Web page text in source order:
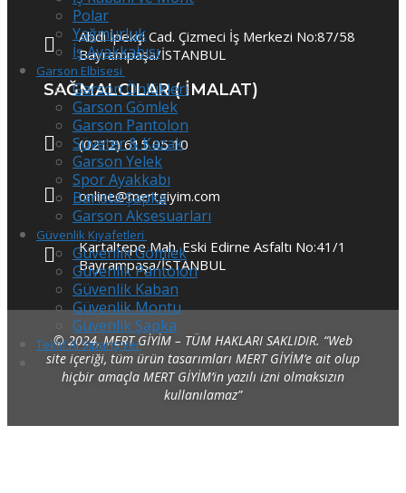
Polar
Yağmurluk
İş Ayakkabısı
Garson Elbisesi
Garson Önlükleri
Garson Gömlek
Garson Pantolon
Süveter & Kazak
Garson Yelek
Spor Ayakkabı
Barista Şapka
Garson Aksesuarları
Güvenlik Kıyafetleri
Güvenlik Gömlek
Güvenlik Pantolon
Güvenlik Kaban
Güvenlik Montu
Güvenlik Şapka
Teklif Al Sipariş Ver
Abdi İpekçi Cad. Çizmeci İş Merkezi No:87/58
Bayrampaşa/İSTANBUL
SAĞMALCILAR ( IMALAT)
(0212) 615 05 10
online@mertgiyim.com
Kartaltepe Mah. Eski Edirne Asfaltı No:41/1
Bayrampaşa/İSTANBUL
© 2024, MERT GİYİM – TÜM HAKLARI SAKLIDIR. “Web
site içeriği, tüm ürün tasarımları MERT GİYİM’e ait olup
hiçbir amaçla MERT GİYİM’in yazılı izni olmaksızın
kullanılamaz”